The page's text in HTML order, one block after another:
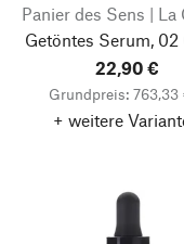
Getöntes Serum, 02
22,90 €
Grundpreis:
+ weitere